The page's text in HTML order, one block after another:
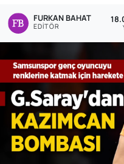
FURKAN BAHAT
EDITÖR
Genel
Gündem
Özel Haber
POLİTİKA